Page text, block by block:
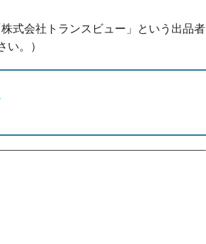
式会社トランスビュー」という出品者
。）